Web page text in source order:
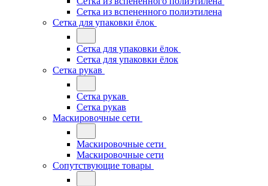
Сетка из вспененного полиэтилена
Сетка для упаковки ёлок
Сетка для упаковки ёлок
Сетка для упаковки ёлок
Сетка рукав
Сетка рукав
Сетка рукав
Маскировочные сети
Маскировочные сети
Маскировочные сети
Сопутствующие товары